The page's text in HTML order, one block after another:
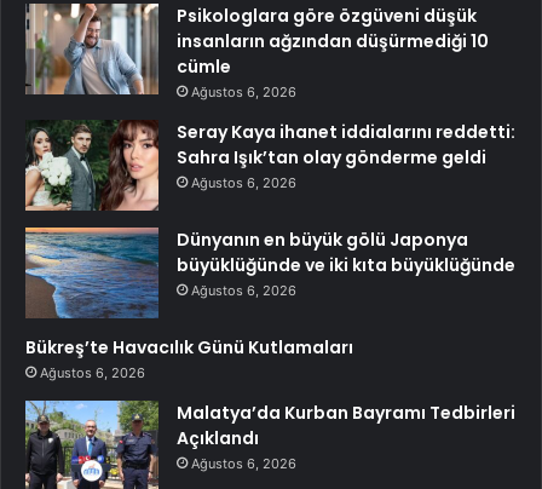
Psikologlara göre özgüveni düşük
insanların ağzından düşürmediği 10
cümle
Ağustos 6, 2026
Seray Kaya ihanet iddialarını reddetti:
Sahra Işık’tan olay gönderme geldi
Ağustos 6, 2026
Dünyanın en büyük gölü Japonya
büyüklüğünde ve iki kıta büyüklüğünde
Ağustos 6, 2026
Bükreş’te Havacılık Günü Kutlamaları
Ağustos 6, 2026
Malatya’da Kurban Bayramı Tedbirleri
Açıklandı
Ağustos 6, 2026